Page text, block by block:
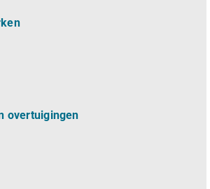
overtuigingen